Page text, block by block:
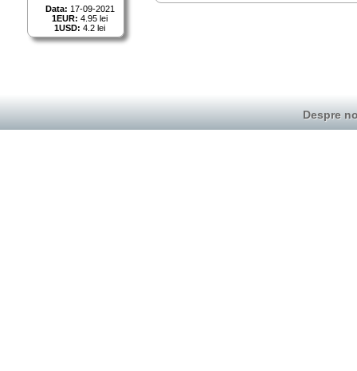
Data: 17-09-2021
1EUR: 4.95 lei
1USD: 4.2 lei
Despre